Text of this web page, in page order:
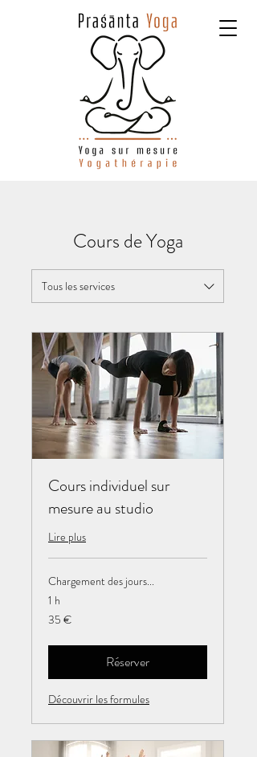
Cours de Yoga
Tous les services
Cours individuel sur
mesure au studio
Lire plus
Chargement des jours...
1 h
35
euros
35 €
Réserver
Découvrir les formules